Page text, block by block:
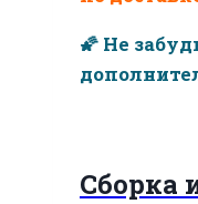
🌠 Не
Сборка